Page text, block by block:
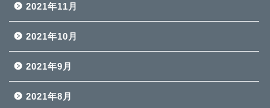
2021年11月
2021年10月
2021年9月
2021年8月